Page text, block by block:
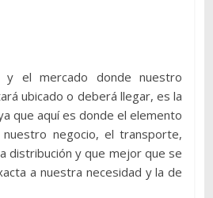
y el mercado donde nuestro
ubicado o deberá llegar, es la
que aquí es donde el elemento
negocio, el transporte,
distribución y que mejor que se
a nuestra necesidad y la de